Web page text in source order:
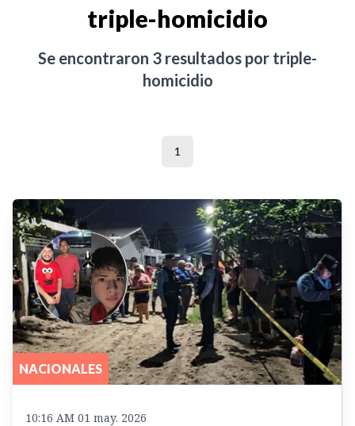
triple-homicidio
Se encontraron 3 resultados por triple-
homicidio
1
NACIONALES
10:16 AM 01 may. 2026